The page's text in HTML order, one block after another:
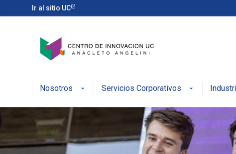
Ir al sitio UC
Nosotros Servicios Corporativos